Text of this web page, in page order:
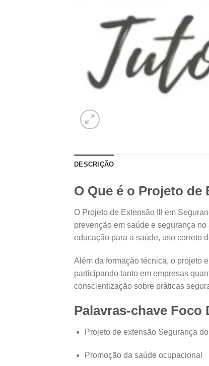
DESCRIÇÃO
O Que é o Projeto de
O Projeto de Extensão I
em
prevenção em saúde e segurança
educação para a saúde, uso correto
Além da formação técnica, o projeto
participando tanto em empresas
conscientização sobre práticas
Palavras-chave Foco
Projeto de extensão Segurança
Promoção da saúde ocupacional